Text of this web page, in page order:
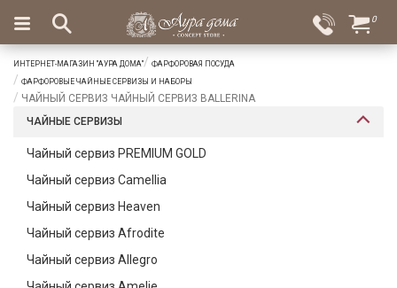
Вход
Избранное
×
Салоны
Доставка
Оплата
Подарки
Ароматы
дома
хрусталь
0
ИНТЕРНЕТ-МАГАЗИН "АУРА ДОМА"
ФАРФОРОВАЯ ПОСУДА
ФАРФОРОВЫЕ ЧАЙНЫЕ СЕРВИЗЫ И НАБОРЫ
ЧАЙНЫЙ СЕРВИЗ ЧАЙНЫЙ СЕРВИЗ BALLERINA
ЧАЙНЫЕ СЕРВИЗЫ
Чайный сервиз PREMIUM GOLD
Чайный сервиз Camellia
Чайный сервиз Heaven
Чайный сервиз Afrodite
Чайный сервиз Allegro